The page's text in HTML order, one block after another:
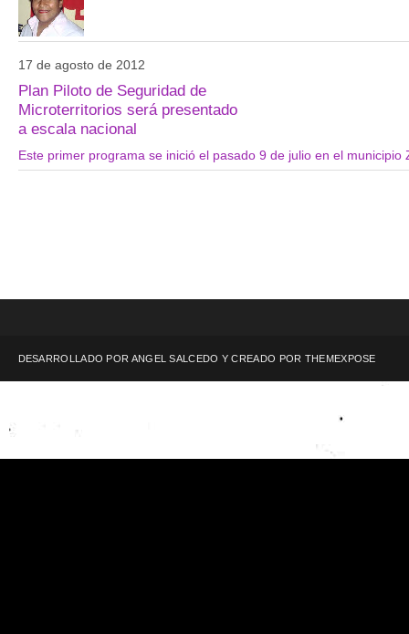
17 de agosto de 2012
Plan Piloto de Seguridad de
Microterritorios será presentado
a escala nacional
Este primer programa se inició el pasado 9 de julio en el
DESARROLLADO POR ANGEL SALCEDO Y CREADO POR THEMEXPOSE